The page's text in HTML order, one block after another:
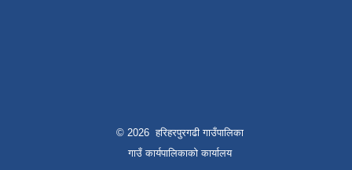
© 2026 हरिहरपुरगढी गाउँपालिका
गाउँ कार्यपालिकाको कार्यालय